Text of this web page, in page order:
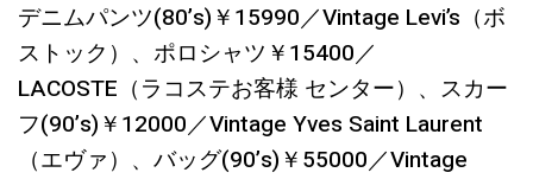
デニムパンツ(80’s)￥15990／Vintage Levi’s（ボ
ストック）、ポロシャツ￥15400／
LACOSTE（ラコステお客様 センター）、スカー
フ(90’s)￥12000／Vintage Yves Saint Laurent
（エヴァ）、バッグ(90’s)￥55000／Vintage